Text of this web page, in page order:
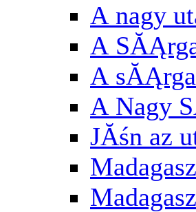
A nagy
A
A
A Nagy
JĂśn az